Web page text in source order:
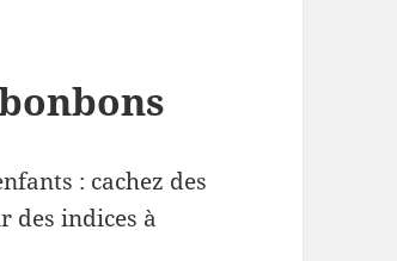
: cachez des
des indices à